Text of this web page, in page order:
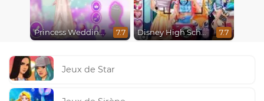
Princess Wedding Transformation 7.7 Disney High School Love 7.7
Jeux de Star